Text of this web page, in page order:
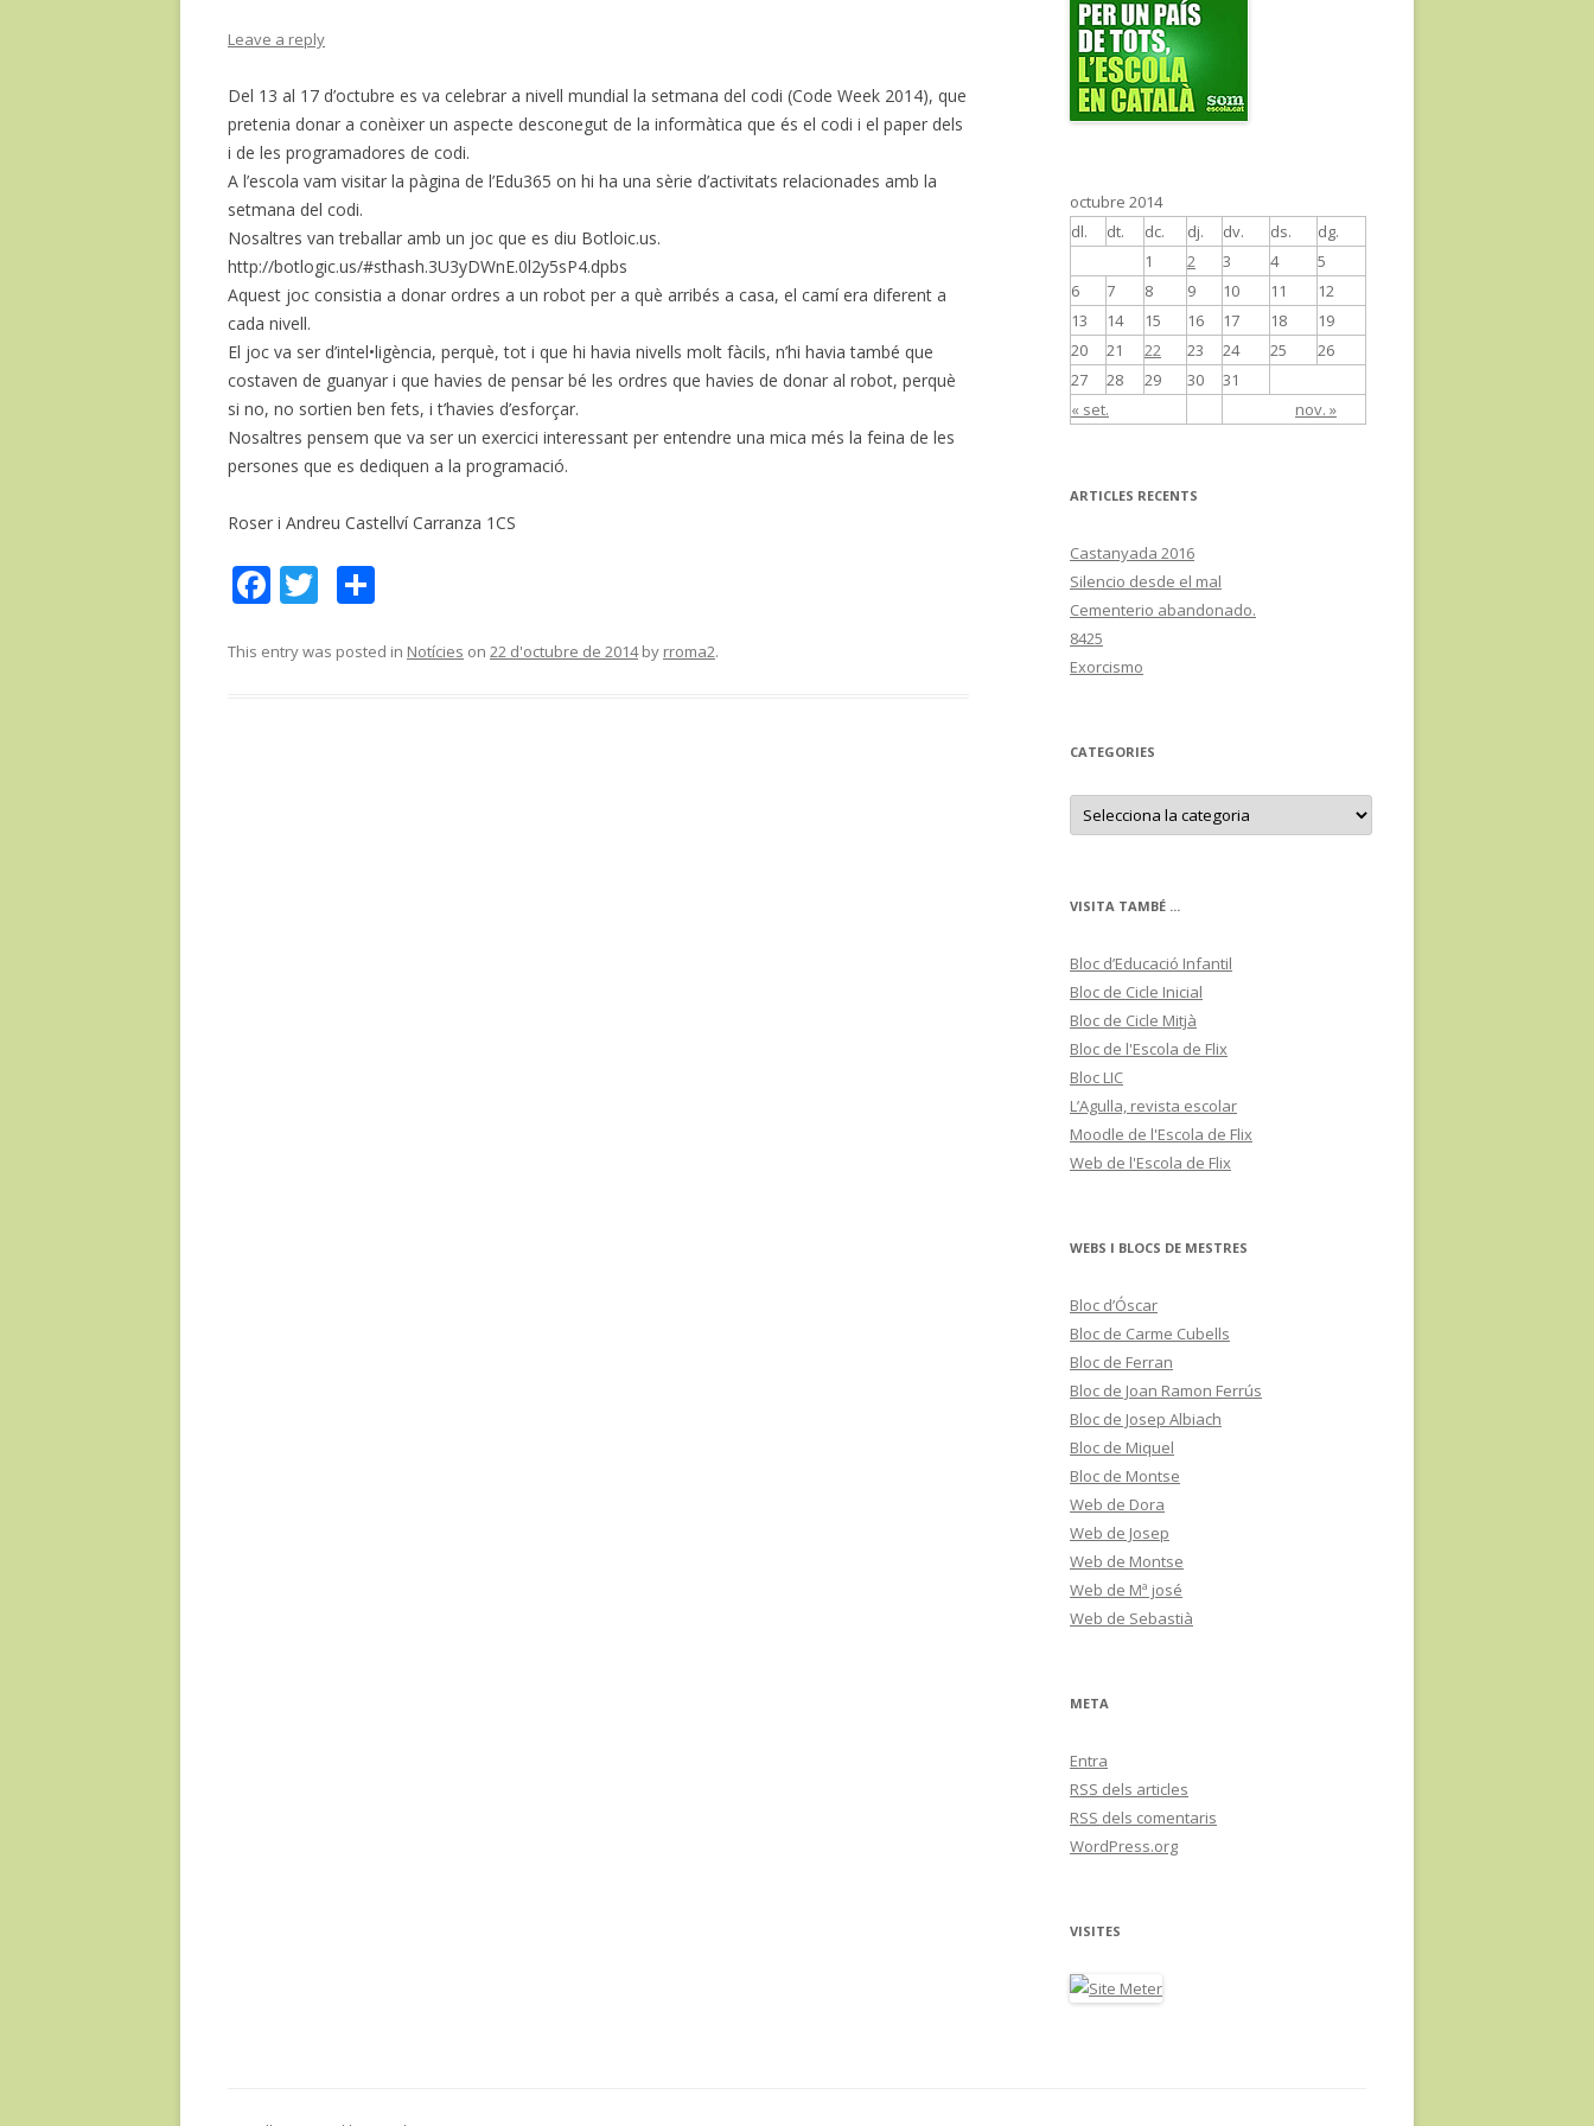
Leave a reply
Del 13 al 17 d’octubre es va celebrar a nivell mundial la setmana del codi (Code Week 2014), que
pretenia donar a conèixer un aspecte desconegut de la informàtica que és el codi i el paper dels
i de les programadores de codi.
A l’escola vam visitar la pàgina de l’Edu365 on hi ha una sèrie d’activitats relacionades amb la
setmana del codi.
Nosaltres van treballar amb un joc que es diu Botloic.us.
http://botlogic.us/#sthash.3U3yDWnE.0l2y5sP4.dpbs
Aquest joc consistia a donar ordres a un robot per a què arribés a casa, el camí era diferent a
cada nivell.
El joc va ser d’intel•ligència, perquè, tot i que hi havia nivells molt fàcils, n’hi havia també que
costaven de guanyar i que havies de pensar bé les ordres que havies de donar al robot, perquè
si no, no sortien ben fets, i t’havies d’esforçar.
Nosaltres pensem que va ser un exercici interessant per entendre una mica més la feina de les
persones que es dediquen a la programació.
Roser i Andreu Castellví Carranza 1CS
F
e
T
itt m
This entry was posted in Notícies on 22 d'octubre de 2014by rroma2.
octubre 2014
dl.
dt. dc. dj. dv. ds. dg.
« set. nov. »
1 2 3 4
5
6
7 8 9 10 11
12
13
14 15 16 17 18
19
20
21 22 23 24 25
26
27
28 29 30 31
ARTICLES RECENTS
Castanyada 2016
Silencio desde el mal
Cementerio abandonado.
8425
Exorcismo
CATEGORIES
C
t
r
i
VISITA TAMBÉ ...
Bloc d’Educació Infantil
Bloc de Cicle Inicial
Bloc de Cicle Mitjà
Bloc de l'Escola de Flix
Bloc LIC
L’Agulla, revista escolar
Moodle de l'Escola de Flix
Web de l'Escola de Flix
WEBS I BLOCS DE MESTRES
Bloc d’Óscar
Bloc de Carme Cubells
Bloc de Ferran
Bloc de Joan Ramon Ferrús
Bloc de Josep Albiach
Bloc de Miquel
Bloc de Montse
Web de Dora
Web de Josep
Web de Montse
Web de Mª josé
Web de Sebastià
META
Entra
RSS dels articles
RSS dels comentaris
WordPress.org
VISITES